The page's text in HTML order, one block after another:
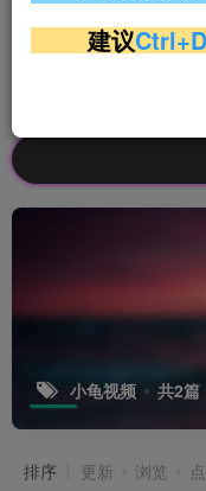
超低价文字广告位
小龟视频 共2篇
排序 更新 浏览
建议Ctrl+D